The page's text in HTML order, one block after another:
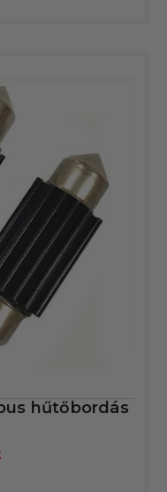
hűtőbordás